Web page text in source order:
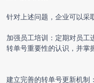
针对上述问题，企业可以采
加强员工培训：定期对员工
转单号重要性的认识，并掌
建立完善的转单号更新机制